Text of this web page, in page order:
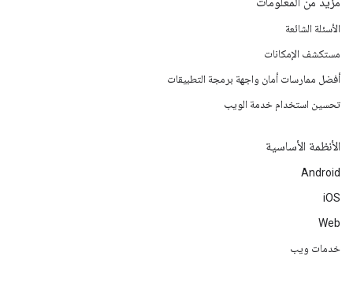
الأسئلة الشائعة
مستكشف الإمكانات
أفضل ممارسات أمان واجهة برمجة التطبيقات
تحسين استخدام خدمة الويب
الأنظمة الأساسية
Android
iOS
Web
خدمات ويب